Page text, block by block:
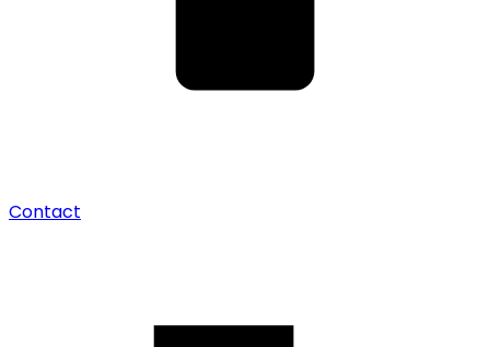
Contact